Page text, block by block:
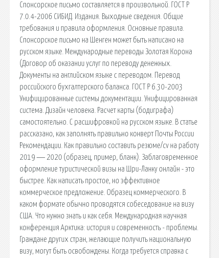
Спонсорское письмо составляется в произвольной. ГОСТ Р
7.0.4-2006 СИБИД. Издания. Выходные сведения. Общие
требования и правила оформления. Основные правила.
Спонсорское письмо на Шенген может быть написано на
русском языке. Международные переводы Золотая Корона
(Договор об оказании услуг по переводу денежных.
Документы на английском языке с переводом. Перевод
российского бухгалтерского баланса. ГОСТ Р 6.30-2003
Унифицированные системы документации. Унифицированная
система. Дизайн человека. Расчет карты (бодиграфа)
самостоятельно. С расшифровкой на русском языке. В статье
рассказано, как заполнять правильно конверт Почты России
Рекомендации. Как правильно составить резюме/cv на работу
2019 ― 2020 (образец, пример, бланк). Заблаговременное
оформление туристической визы на Шри-Ланку онлайн - это
быстрее. Как написать простое, но эффективное
коммерческое предложение. Образец коммерческого. В
каком формате обычно проводятся собеседование на визу
США. Что нужно знать и как себя. Международная научная
конференция Арктика: история и современность - проблемы.
Граждане других стран, желающие получить национальную
визу, могут быть освобождены. Когда требуется справка с